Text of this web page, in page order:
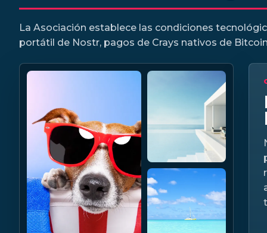
La Asociación establece las condiciones
portátil de Nostr, pagos de Crays nativos de